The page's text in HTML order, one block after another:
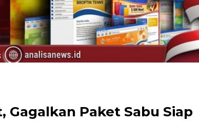
Gagalkan Paket Sabu Siap